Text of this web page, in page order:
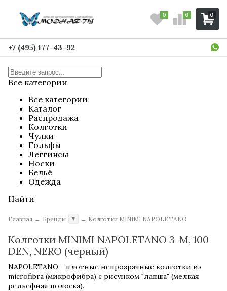
0
0 0
+7 (495) 177-43-92
Все категории
Все категории
Каталог
Распродажа
Колготки
Чулки
Гольфы
Леггинсы
Носки
Бельё
Одежда
Найти
Главная → Бренды ▼ → Колготки MINIMI NAPOLETANO
Колготки MINIMI NAPOLETANO 3-M, 100
DEN, NERO (черный)
​NAPOLETANO - плотные непрозрачные колготки из
microfibra (микрофибра) с рисунком "лапша" (мелкая
рельефная полоска).